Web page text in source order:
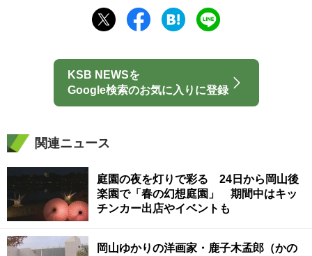
KSB NEWSを
Google検索のお気に入りに登録
関連ニュース
庭園の夜を灯りで彩る 24日から岡山後
楽園で「春の幻想庭園」 期間中はキッ
チンカー出店やイベントも
岡山ゆかりの洋画家・鹿子木孟郎（かの